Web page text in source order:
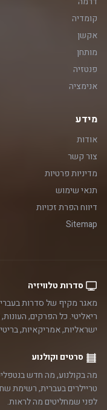
קומדיה
אקשן
מותחן
פנטזיה
אנימציה
מידע
אודות
צור קשר
מדיניות פרטיות
תנאי שימוש
דיווח הפרת זכויות
Sitemap
סדרות טלוויזיה
מאגר מקיף של סדרות
ריאליטי. כל הפרקים,
ישראליות, אמריקאיות,
סרטים וקולנוע
מה בקולנוע, מה חדש
טריילרים בעברית, רשימת
לפני שמחליטים מה לראות.